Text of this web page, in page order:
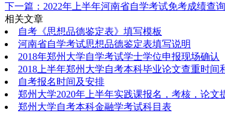
下一篇：2022年上半年河南省自学考试免考成绩查询
相关文章
自考《思想品德鉴定表》填写模板
河南省自学考试思想品德鉴定表填写说明
2018年郑州大学自学考试学士学位申报现场确认
2018上半年郑州大学自考本科毕业论文查重时间
自考报名时间及安排
郑州大学2020年上半年实践课报名，考核，论文
郑州大学自考本科金融学考试科目表